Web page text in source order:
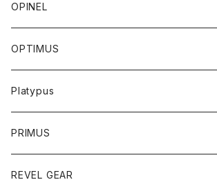
OPINEL
OPTIMUS
Platypus
PRIMUS
REVEL GEAR